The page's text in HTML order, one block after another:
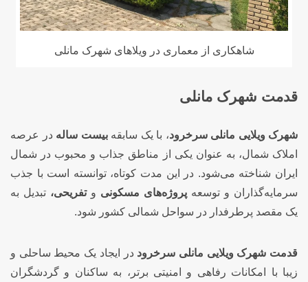
شاهکاری از معماری در ویلاهای شهرک مانلی
قدمت شهرک مانلی
شهرک ویلایی مانلی سرخرود، با یک سابقه بیست ساله در عرصه
املاک شمال، به عنوان یکی از مناطق جذاب و محبوب در شمال
ایران شناخته می‌شود. در این مدت کوتاه، توانسته است با جذب
سرمایه‌گذاران و توسعه پروژه‌های مسکونی وتفریحی، تبدیل به
یک مقصد پرطرفدار در سواحل شمالی کشور شود.
قدمت شهرک ویلایی مانلی سرخرود در ایجاد یک محیط ساحلی و
زیبا با امکانات رفاهی و امنیتی برتر، به ساکنان و گردشگران